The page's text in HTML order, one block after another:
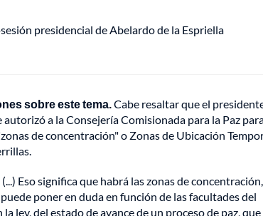
presidencial de Abelardo de la Espriella
sobre este tema.Cabe resaltar que el
a la Consejería Comisionada para la Paz
de concentración" o Zonas de Ubicación
Eso significa que habrá las zonas de
poner en duda en función de las facultades del
ley, del estado de avance de un proceso de paz, que